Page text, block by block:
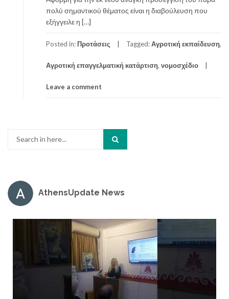
πολύ σημαντικού θέματος είναι η διαβούλευση που
εξήγγειλε η […]
Posted in: Προτάσεις Tagged:Αγροτική εκπαίδευση,
Αγροτική επαγγελματική κατάρτιση, νομοσχέδιο
Leave a comment
AthensUpdate News